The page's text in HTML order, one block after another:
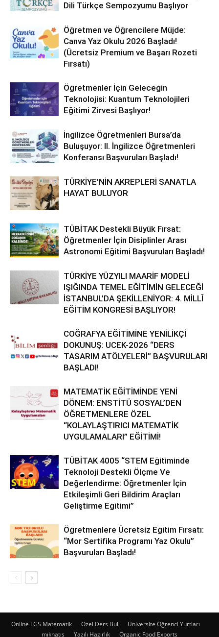
Dili Türkçe Sempozyumu Başlıyor
Öğretmen ve Öğrencilere Müjde:
Canva Yaz Okulu 2026 Başladı!
(Ücretsiz Premium ve Başarı Rozeti
Fırsatı)
Öğretmenler İçin Geleceğin
Teknolojisi: Kuantum Teknolojileri
Eğitimi Zirvesi Başlıyor!
İngilizce Öğretmenleri Bursa’da
Buluşuyor: II. İngilizce Öğretmenleri
Konferansı Başvuruları Başladı!
TÜRKİYE’NİN AKREPLERİ SANATLA
HAYAT BULUYOR
TÜBİTAK Destekli Büyük Fırsat:
Öğretmenler İçin Disiplinler Arası
Astronomi Eğitimi Başvuruları Başladı!
TÜRKİYE YÜZYILI MAARİF MODELİ
IŞIĞINDA TEMEL EĞİTİMİN GELECEĞİ
İSTANBUL’DA ŞEKİLLENİYOR: 4. MİLLÎ
EĞİTİM KONGRESİ BAŞLIYOR!
COĞRAFYA EĞİTİMİNE YENİLİKÇİ
DOKUNUŞ: UCEK-2026 “DERS
TASARIM ATÖLYELERİ” BAŞVURULARI
BAŞLADI!
MATEMATİK EĞİTİMİNDE YENİ
DÖNEM: ENSTİTÜ SOSYAL’DEN
ÖĞRETMENLERE ÖZEL
“KOLAYLAŞTIRICI MATEMATİK
UYGULAMALARI” EĞİTİMİ!
TÜBİTAK 4005 “STEM Eğitiminde
Teknoloji Destekli Ölçme Ve
Değerlendirme: Öğretmenler İçin
Etkileşimli Geri Bildirim Araçları
Geliştirme Eğitimi”
Öğretmenlere Ücretsiz Eğitim Fırsatı:
“Mor Sertifika Programı Yaz Okulu”
Başvuruları Başladı!
Online LGS Matematik Özel Ders Bul
Üniversite Öğrenci Yurtları
mıknatıs
Yazılı Hazırlık Organic Food Exports